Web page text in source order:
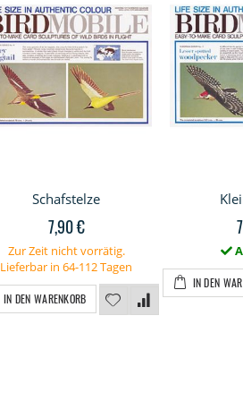
Schafstelze
7,90 €
Zur Zeit nicht vorrätig.
Lieferbar in 64-112 Tagen
IN DEN WARENKORB
IN DEN